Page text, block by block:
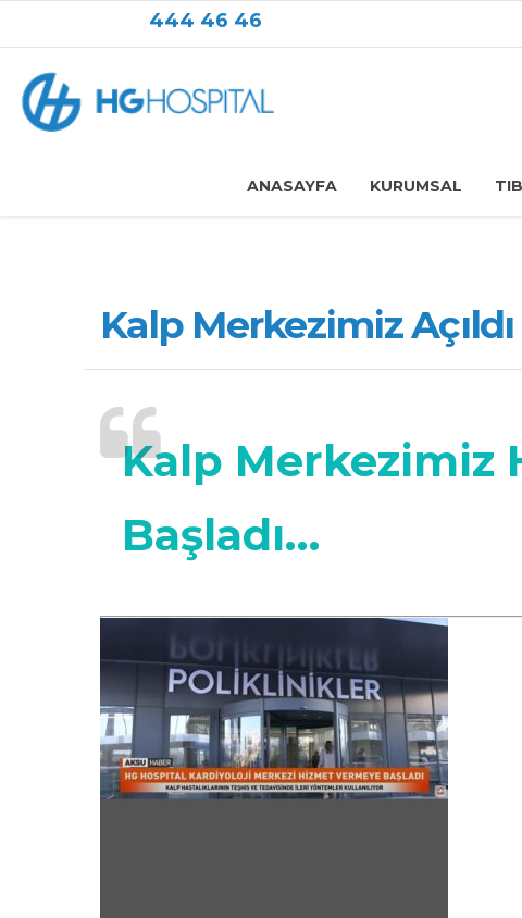
444 46 46
ANASAYFA KURUMSAL
Kalp Merkezimiz Açıldı
Kalp Merkezimiz
Başladı…